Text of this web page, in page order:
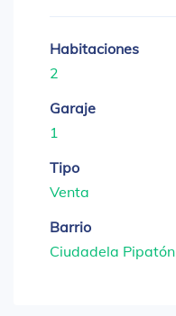
Habitaciones
2
Garaje
1
Tipo
Venta
Barrio
Ciudadela Pipatón